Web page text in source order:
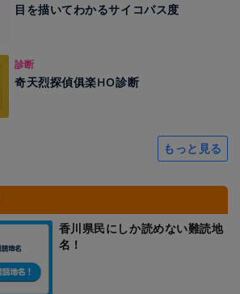
目を描いてわかるサイコパス度
診断
奇天烈探偵俱楽HO診断
もっと見る
香川県民にしか読めない難読地
名！